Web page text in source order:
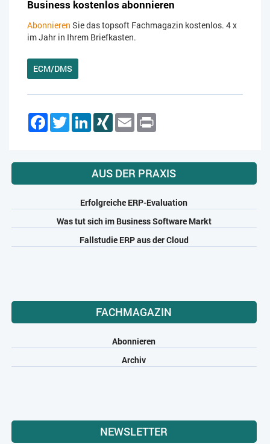
Business kostenlos abonnieren
Abonnieren Sie das topsoft Fachmagazin kostenlos. 4 x
im Jahr in Ihrem Briefkasten.
ECM/DMS
Facebook
TwitterLinkedInXING Email
AUS DER PRAXIS
Erfolgreiche ERP-Evaluation
Was tut sich im Business Software Markt
Fallstudie ERP aus der Cloud
FACHMAGAZIN
Abonnieren
Archiv
NEWSLETTER